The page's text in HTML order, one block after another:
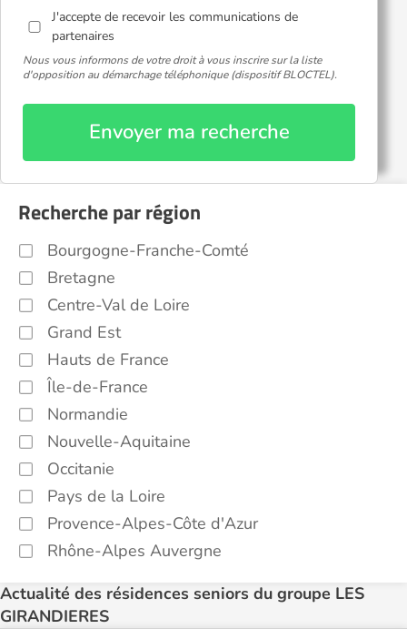
J'accepte de recevoir les communications de
partenaires
Nous vous informons de votre droit à vous inscrire sur la liste
d'opposition au démarchage téléphonique (dispositif BLOCTEL).
Envoyer ma recherche
Recherche par région
Bourgogne-Franche-Comté
Bretagne
Centre-Val de Loire
Grand Est
Hauts de France
Île-de-France
Normandie
Nouvelle-Aquitaine
Occitanie
Pays de la Loire
Provence-Alpes-Côte d'Azur
Rhône-Alpes Auvergne
Actualité des résidences seniors du groupe LES
GIRANDIERES